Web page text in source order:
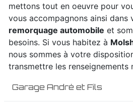
Garage André et Fils
mettons tout en oeuvre pour
vous accompagnons ainsi dans
remorquage automobile et
besoins. Si vous habitez à
nous sommes à votre
transmettre les renseignements
avant tout notre passion et le